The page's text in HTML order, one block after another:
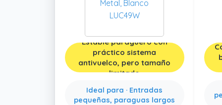
Estable paragüero con
práctico sistema
antivuelco, pero tamaño
limitado
Ideal para · Entradas
pequeñas, paraguas largos